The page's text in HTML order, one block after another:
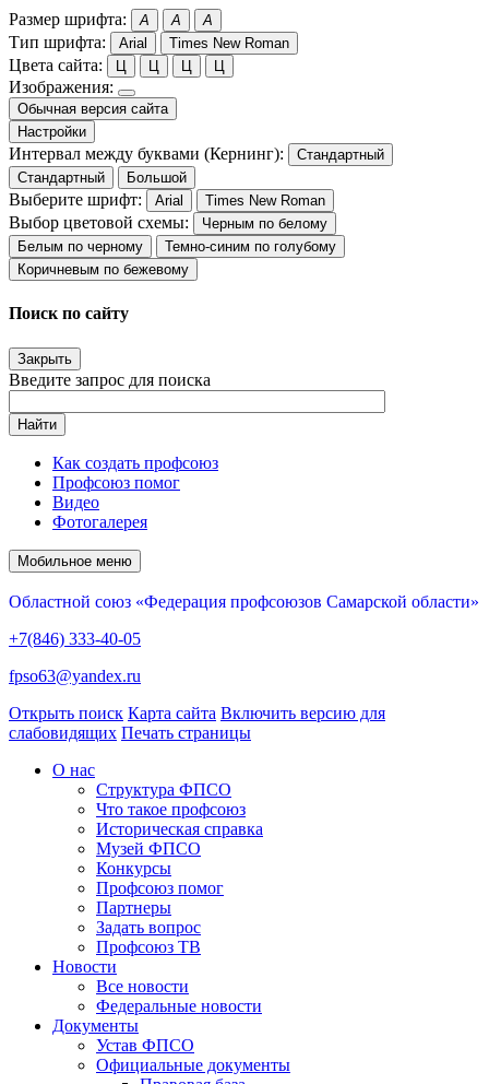
Размер шрифта: A A A
Тип шрифта: Arial Times New Roman
Цвета сайта: Ц Ц Ц Ц
Изображения:
Обычная версия сайта
Настройки
Интервал между буквами (Кернинг):
Стандартный
Стандартный
Большой
Выберите шрифт: Arial Times New Roman
Выбор цветовой схемы:
Черным по белому
Белым по черному
Темно-синим по голубому
Коричневым по бежевому
Поиск по сайту
Закрыть
Введите запрос для поиска
Найти
Как создать профсоюз
Профсоюз помог
Видео
Фотогалерея
Мобильное меню
Областной союз «Федерация профсоюзов Самарской области»
+7(846) 333-40-05
fpso63@yandex.ru
Открыть поиск Карта сайта Включить версию для
слабовидящих Печать страницы
О нас
Структура ФПСО
Что такое профсоюз
Историческая справка
Музей ФПСО
Конкурсы
Профсоюз помог
Партнеры
Задать вопрос
Профсоюз ТВ
Новости
Все новости
Федеральные новости
Документы
Устав ФПСО
Официальные документы